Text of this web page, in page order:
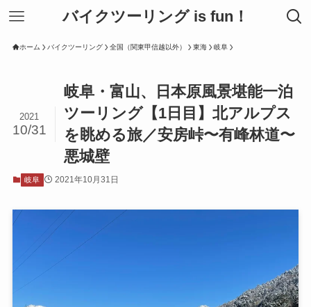
バイクツーリング is fun！
ホーム バイクツーリング 全国（関東甲信越以外） 東海 岐阜
岐阜・富山、日本原風景堪能一泊
ツーリング【1日目】北アルプス
を眺める旅／安房峠〜有峰林道〜
悪城壁
2021
10/31
岐阜 2021年10月31日